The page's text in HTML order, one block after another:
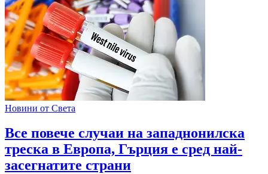
Новини от Света
Все повече случаи на западнонилска
треска в Европа, Гърция е сред най-
засегнатите страни